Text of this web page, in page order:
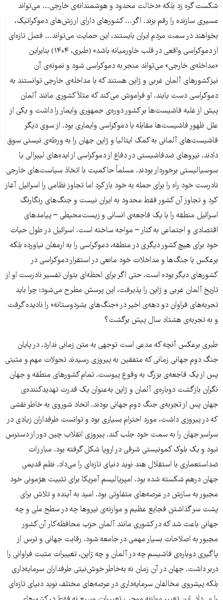
شکست گره زد بلکه «دخالت محدود و هوشمندانه‌ی خارجی… می‌تواند
مسیری سازنده را رقم بزند. اگر… کشورهای دارای ارزش‌های دموکراتیک،
بخواهند در سمت مردم ایران بایستند، این حمایت می‌تواند… فصل تازه‌ای
از دموکراسی واقعی در قلب خاورمیانه باشد» (طبری، ۱۴۰۴) بنابراین
«مداخله‌ی خارجی» می‌تواند منجر به دموکراسی شود و نمونه‌ی آن
نیزکشورهای آلمان غربی و ژاپن هستند که با مداخله‌ی خارجی توانستند به
دموکراسی دست یابند. او فراموش می‌کند که مثلاً کشوری مانند آلمان
پیش از غلبه فاشیست‌ها بر کشور دوره‌ی جمهوری وایمار را داشت و یکی از
علل ظهور فاشیست‌ها مقابله با دموکراسی وایماری بود. از سوی دیگر
فاشیست‌های آلمانی به کمک ایتالیا و ژاپن جهان را به ورطه‌ی نیستی سوق
دادند. نیروهای ضدفاشیستی در دفاع از دموکراسی از ایده‌های لیبرالی یا
سوسیالیستی برخوردار بودند. مسلماً حاکمیت با اتخاذ سیاست‌های خارجی
نادرست خود راه را برای حمله به خود باز کرد اما تجاوز نظامی را اسرائیل آغاز
کرد و تجاوز آن کشور فقط محدود به ایران نیست و جنگ‌های رنگارنگ
اسرائیل منطقه را با یک فاجعه‌ی انسانی و زیست‌محیطی – پیامدهای
اقتصادی و اجتماعی به کنار – مواجه ساخته است. اسرائیل در طول حیات
خود برای هیچ کشور دیگری در منطقه، دموکراسی را به ارمغان نیاورده بلکه
برعکس با جنگ‌ها و مداخلات خود مانعی در استقرار دموکراسی در
کشورهای دیگر بوده است. حتی اگر برای لحظه‌ای بتوان تفسیر نادرست او از
تاریخ آلمان غربی و ژاپن را پذیرفت، این پرسش مطرح می‌شود: چرا باید
تجربه‌های فراوان دو دهه‌ی اخیر در «جنگ‌های بشردوستانه» را نادیده گرفت
و به تجربه‌ی هشتاد سال پیش برگشت؟
طبری برعکس آنچه که مدعی است توجهی به متن زمانی ندارد. در پایان
جنگ دوم جهانی زمانی که متفقین به پیروزی رسیدند تحولات مهم و مثبتی
پس از یک فاجعه‌ی بزرگ به وقوع پیوست. تمام کشورهای منطقه و جهان
نگران بازگشت دوباره‌ی آلمان و ژاپن به‌عنوان یک قدرت تهدیدکننده‌ی
جهان پس از تجربه‌ی جنگ دوم جهانی بودند. اتحاد شوروی به خاطر نقشی
که در پیروزی داشت، مورد احترام بسیاری بود و توانست طرفداران زیادی در
سراسر جهان را به سمت خود جلب کند. پیروزی انقلاب‌ چین دور از دسترس
نبود و یک بلوک کمونیستی شرقی در اروپا شکل گرفته بود. مبارزات
ضداستعماری با استقلال هند نوید دنیای تازه‌ای را می‌داد. نظم قدیمی
جهان درهم شکسته شده بود. امپریالیسم آمریکا برای تثبیت هژمونی خود
مجبور به سازش در عرصه‌های متفاوتی بود. امید به آینده و تلاش برای
پشت سر گذاشتن فجایع عظیم و موازنه‌ی نیروها چه در سطح ملی و چه
جهانی باعث شد که در کشوری مانند آلمان حزب محافظه‌کار آن کشور
مجبور به اصلاحات بسیار مهمی در جامعه شود. رقابت جهانی و ترس از
پاگیری دوباره‌ی فاشیسم چه در آلمان و چه ژاپن، تغییرات مثبت فراوانی را
در‌بر داشت. جهان در آن زمان نه به‌خاطر خوش‌نیتی طرفداران سرمایه‌داری
بلکه پیشروی مخالفان سرمایه‌داری در عرصه‌های مختلف نوید دنیای تازه‌ای